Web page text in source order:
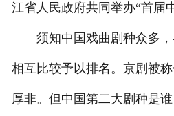
江省人民政府共同举办“首届
须知中国戏曲剧种众多，
相互比较予以排名。京剧被
厚非。但中国第二大剧种是